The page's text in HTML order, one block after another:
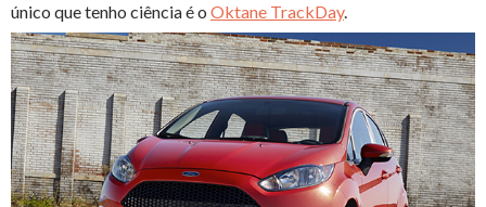
único que tenho ciência é o Oktane TrackDay.